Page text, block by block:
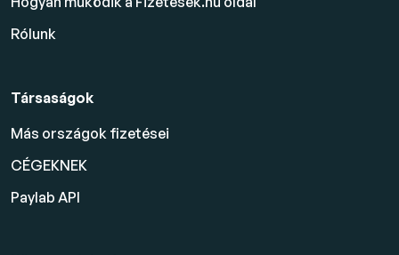
Rólunk
Társaságok
Más országok fizetései
CÉGEKNEK
Paylab API